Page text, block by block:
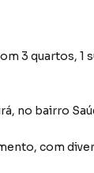
3 quartos, 1
, no bairro
, com